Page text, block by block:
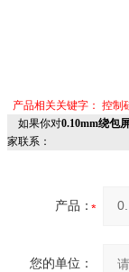
产品相关关键字： 控制
如果你对0.10mm绕包
家联系：
产品：
您的单位：